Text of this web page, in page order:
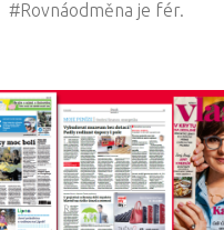
#Rovnáodměna je fér.